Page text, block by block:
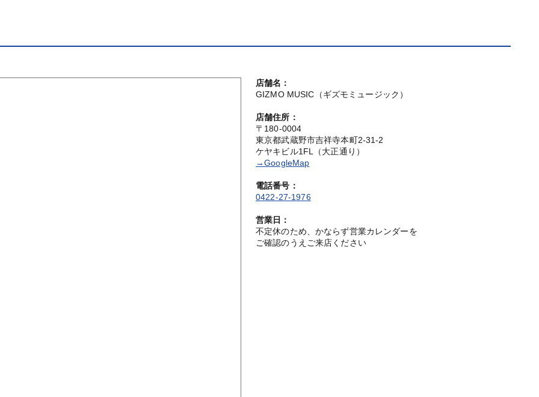
店舗名：
GIZMO MUSIC（ギズモミュージック）
店舗住所：
〒180-0004
東京都武蔵野市吉祥寺本町2-31-2
ケヤキビル1FL（大正通り）
→GoogleMap
電話番号：
0422-27-1976
営業日：
不定休のため、かならず営業カレンダーを
ご確認のうえご来店ください